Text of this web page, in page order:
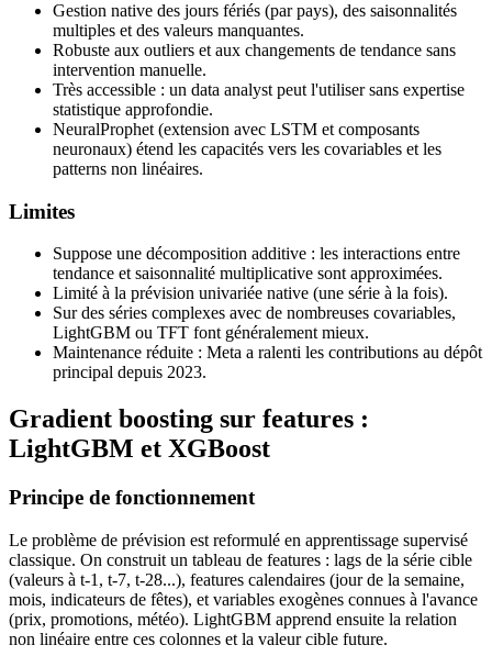
Gestion native des jours fériés (par pays), des saisonnalités
multiples et des valeurs manquantes.
Robuste aux outliers et aux changements de tendance sans
intervention manuelle.
Très accessible : un data analyst peut l'utiliser sans expertise
statistique approfondie.
NeuralProphet (extension avec LSTM et composants
neuronaux) étend les capacités vers les covariables et les
patterns non linéaires.
Limites
Suppose une décomposition additive : les interactions entre
tendance et saisonnalité multiplicative sont approximées.
Limité à la prévision univariée native (une série à la fois).
Sur des séries complexes avec de nombreuses covariables,
LightGBM ou TFT font généralement mieux.
Maintenance réduite : Meta a ralenti les contributions au dépôt
principal depuis 2023.
Gradient boosting sur features :
LightGBM et XGBoost
Principe de fonctionnement
Le problème de prévision est reformulé en apprentissage supervisé
classique. On construit un tableau de features : lags de la série cible
(valeurs à t-1, t-7, t-28...), features calendaires (jour de la semaine,
mois, indicateurs de fêtes), et variables exogènes connues à l'avance
(prix, promotions, météo). LightGBM apprend ensuite la relation
non linéaire entre ces colonnes et la valeur cible future.